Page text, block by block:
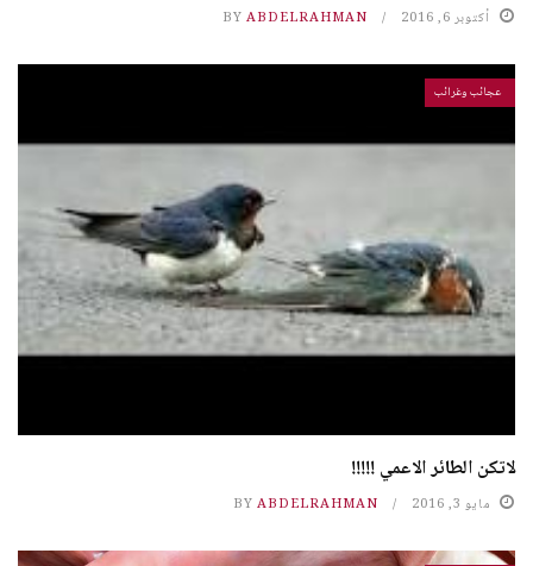
أكتوبر 6, 2016 BY ABDELRAHMAN
عجائب وغرائب
لاتكن الطائر الاعمي !!!!!
مايو 3, 2016 BY ABDELRAHMAN